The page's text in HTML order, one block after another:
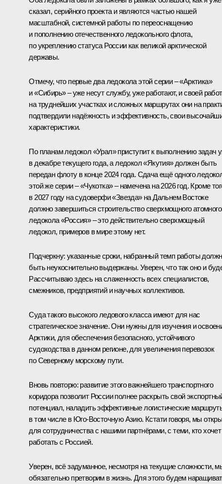
сказал, серийного проекта и являются частью нашей
масштабной, системной работы по переоснащению
и пополнению отечественного ледокольного флота,
по укреплению статуса России как великой арктической
державы.
Отмечу, что первые два ледокола этой серии – «Арктика»
и «Сибирь» – уже несут службу, уже работают, и своей
на труднейших участках и сложных маршрутах они на
подтвердили надёжность и эффективность, свои
характеристики.
По планам ледокол «Урал» приступит к выполнению задач
в декабре текущего года, а ледокол «Якутия» должен быть
передан флоту в конце 2024 года. Сдача ещё одного
этой же серии – «Чукотка» – намечена на 2026 год. Кроме
в 2027 году на судоверфи «Звезда» на Дальнем Востоке
должно завершиться строительство сверхмощного атомного
ледокола «Россия» – это действительно сверхмощный
ледокол, примеров в мире этому нет.
Подчеркну: указанные сроки, набранный темп работы
быть неукоснительно выдержаны. Уверен, что так оно и
Рассчитываю здесь на слаженность всех специалистов,
смежников, предприятий и научных коллективов.
Суда такого высокого ледового класса имеют для нас
стратегическое значение. Они нужны для изучения и
Арктики, для обеспечения безопасного, устойчивого
судоходства в данном регионе, для увеличения перевозок
по Северному морскому пути.
Вновь повторю: развитие этого важнейшего транспортного
коридора позволит России полнее раскрыть свой
потенциал, наладить эффективные логистические
в том числе в Юго-Восточную Азию. Кстати говоря, мы
для сотрудничества с нашими партнёрами, с теми, кто хочет
работать с Россией.
Уверен, всё задуманное, несмотря на текущие сложности,
обязательно претворим в жизнь. Для этого будем